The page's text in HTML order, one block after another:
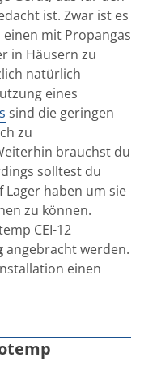
ist. Zwar ist es
mit Propangas
in Häusern zu
natürlich
eines
sind die geringen
zu
brauchst du
solltest du
Lager haben um sie
zu können.
CEI-12
angebracht werden.
einen